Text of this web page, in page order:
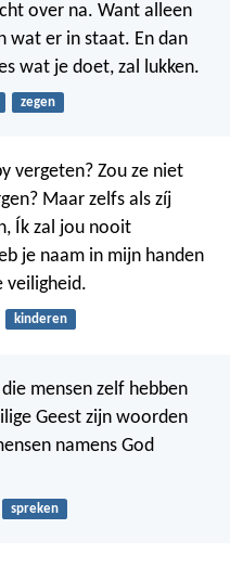
over na. Want alleen
wat er in staat. En dan
wat je doet, zal lukken.
zegen
vergeten? Zou ze niet
Maar zelfs als zíj
Ík zal jou nooit
je naam in mijn handen
veiligheid.
kinderen
mensen zelf hebben
Geest zijn woorden
namens God
spreken